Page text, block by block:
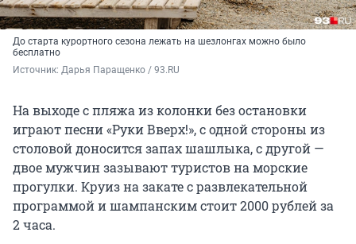
До старта курортного сезона лежать на шезлонгах можно было
бесплатно
Источник: Дарья Паращенко / 93.RU
На выходе с пляжа из колонки без остановки
играют песни «Руки Вверх!», с одной стороны из
столовой доносится запах шашлыка, с другой —
двое мужчин зазывают туристов на морские
прогулки. Круиз на закате с развлекательной
программой и шампанским стоит 2000 рублей за
2 часа.